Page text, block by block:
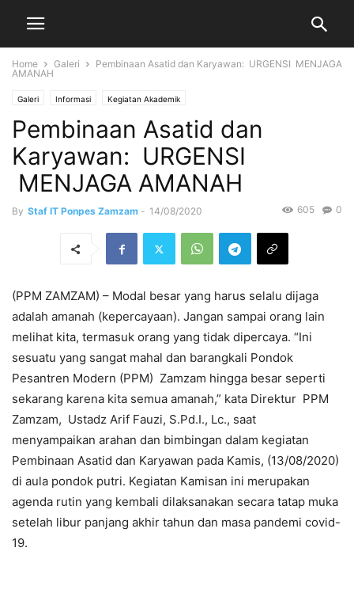
Home Galeri
Pembinaan Asatid dan Karyawan: URGENSI MENJAGA
AMANAH
Galeri Informasi Kegiatan Akademik
Pembinaan Asatid dan
Karyawan: URGENSI
MENJAGA AMANAH
By Staf IT Ponpes Zamzam - 14/08/2020 0
605
(PPM ZAMZAM) – Modal besar yang harus selalu dijaga
adalah amanah (kepercayaan). Jangan sampai orang lain
melihat kita, termasuk orang yang tidak dipercaya. “Ini
sesuatu yang sangat mahal dan barangkali Pondok
Pesantren Modern (PPM) Zamzam hingga besar seperti
sekarang karena kita semua amanah,” kata Direktur PPM
Zamzam, Ustadz Arif Fauzi, S.Pd.I., Lc., saat
menyampaikan arahan dan bimbingan dalam kegiatan
Pembinaan Asatid dan Karyawan pada Kamis, (13/08/2020)
di aula pondok putri. Kegiatan Kamisan ini merupakan
agenda rutin yang kembali dilaksanakan secara tatap muka
setelah libur panjang akhir tahun dan masa pandemi covid-
19.